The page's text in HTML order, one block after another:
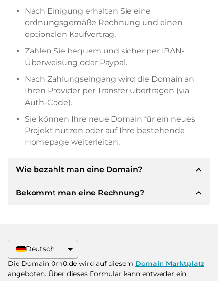
Nach Einigung erhalten Sie eine
ordnungsgemäße Rechnung und einen
optionalen Kaufvertrag.
Zahlen Sie bequem und sicher per IBAN-
Überweisung oder Paypal.
Nach Zahlungseingang wird die Domain an
Ihren Provider per Transfer übertragen (via
Auth-Code).
Sie können Ihre neue Domain für ein neues
Projekt nutzen oder auf Ihre bestehende
Homepage weiterleiten.
Wie bezahlt man eine Domain? expand_less
Nach einer Einigung wird der Inhaber Ihnen die
Zahlungsmethoden anbieten.
Bitte geben Sie bei der Überweisung immer
den Domainnamen und die
Bekommt man eine Rechnung? expand_less
größeren Kaufpreisen bekommen Sie auf
Wunsch auch einen zusätzlichen Kaufvertrag.
Deutsch
Die Domain 0m0.de wird auf diesem Domain Marktplatz
angeboten. Über dieses Formular kann entweder ein